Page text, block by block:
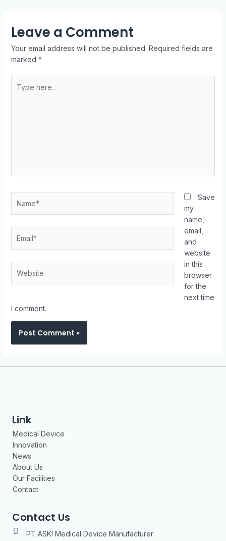
Leave a Comment
Your email address will not be published. Required fields are
marked *
Save
my
name,
email,
and
website
in this
browser
for the
next time
I comment.
Link
Medical Device
Innovation
News
About Us
Our Facilities
Contact
Contact Us
PT ASKI Medical Device Manufacturer